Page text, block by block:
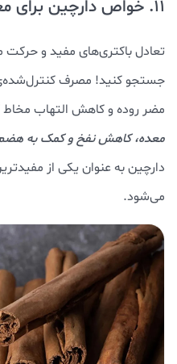
11. خواص دارچین برای معده و گوارش
تعادل باکتری‌های مفید و حرکت
جستجو کنید! مصرف کنترل‌شده‌ی
مضر روده و کاهش التهاب مخاط
معده، کاهش نفخ و کمک به
دارچین به عنوان یکی از
می‌شود.